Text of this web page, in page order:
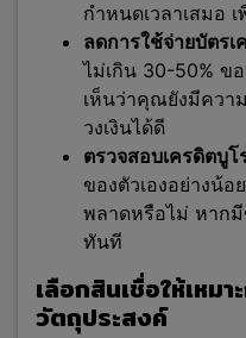
กำหนดเวลาเสมอ
ลดการใช้จ่ายบัตรเ
ไม่เกิน 30-50% ข
เห็นว่าคุณยังมีควา
วงเงินได้ดี
ตรวจสอบเครดิตบูโ
ของตัวเองอย่างน้
พลาดหรือไม่ หาก
ทันที
เลือกสินเชื่อให้เหม
วัตถุประสงค์